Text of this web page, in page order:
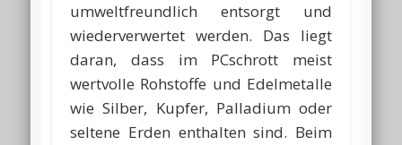
umweltfreundlich entsorgt und
wiederverwertet werden. Das liegt
daran, dass im PCschrott meist
wertvolle Rohstoffe und Edelmetalle
wie Silber, Kupfer, Palladium oder
seltene Erden enthalten sind. Beim